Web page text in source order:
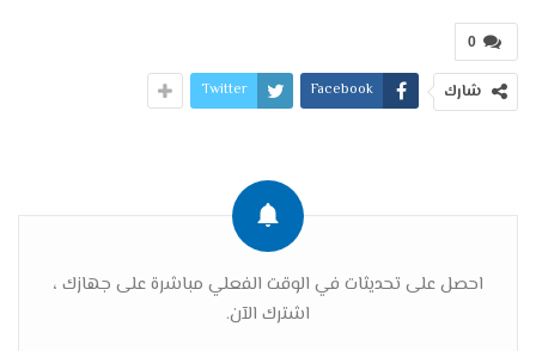
0
شارك Facebook
Twitter
احصل على تحديثات في الوقت الفعلي مباشرة على جهازك ،
اشترك الآن.